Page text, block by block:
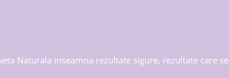
Naturala inseamna rezultate sigure, rezultate care se